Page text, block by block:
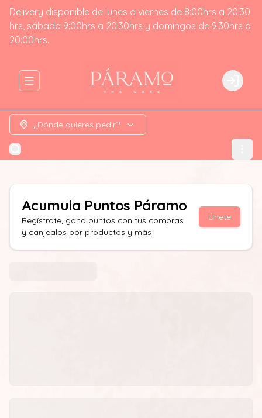
Delivery disponible de lunes a viernes de 8:00hrs a 20:30
hrs, sábado 9:00hrs a 20:30hrs y domingos de 9:30hrs a
20:00hrs.
Abrir menu de navegación Login
¿Dónde quieres pedir?
Acumula Puntos Páramo
Regístrate, gana puntos con tus compras
y canjealos por productos y más
Únete